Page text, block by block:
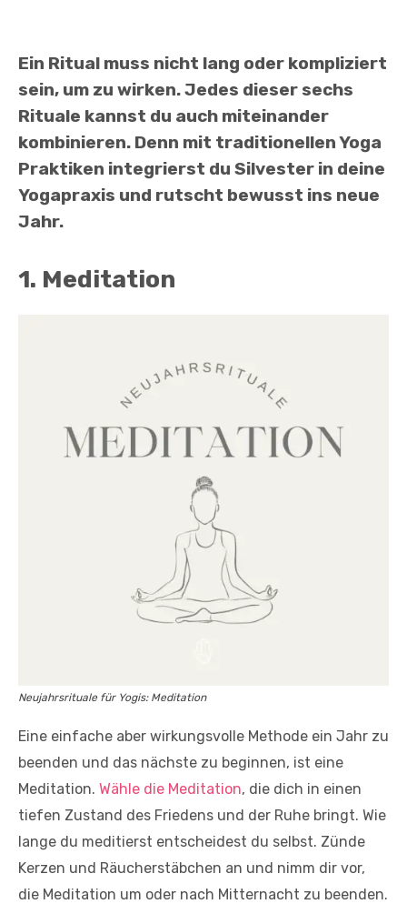
Ein Ritual muss nicht lang oder kompliziert
sein, um zu wirken. Jedes dieser sechs
Rituale kannst du auch miteinander
kombinieren. Denn mit traditionellen Yoga
Praktiken integrierst du Silvester in deine
Yogapraxis und rutscht bewusst ins neue
Jahr.
1. Meditation
Neujahrsrituale für Yogis: Meditation
Eine einfache aber wirkungsvolle Methode ein Jahr zu
beenden und das nächste zu beginnen, ist eine
Meditation. Wähle die Meditation, die dich in einen
tiefen Zustand des Friedens und der Ruhe bringt. Wie
lange du meditierst entscheidest du selbst. Zünde
Kerzen und Räucherstäbchen an und nimm dir vor,
die Meditation um oder nach Mitternacht zu beenden.